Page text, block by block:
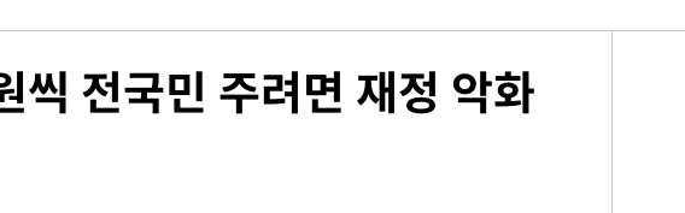
죄
전국민 주려면 재정 악화